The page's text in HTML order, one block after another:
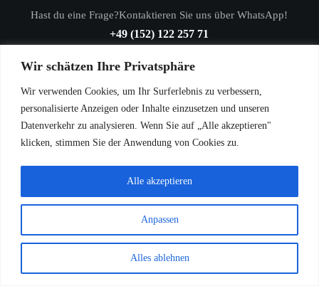
Wir schätzen Ihre Privatsphäre
Wir verwenden Cookies, um Ihr Surferlebnis zu verbessern,
personalisierte Anzeigen oder Inhalte einzusetzen und unseren
Datenverkehr zu analysieren. Wenn Sie auf „Alle akzeptieren"
klicken, stimmen Sie der Anwendung von Cookies zu.
Anpassen
Alles ablehnen
Alle akzeptieren
Hast du eine Frage?Kontaktieren Sie uns über WhatsApp!
+49 (152) 122 257 71
WhatsApp: +49 (152) 122 257 71
Mail:info@ronjarosegold.de
Entdecken
Bestellung verfolgen
Nützliche Links
Versandbedingungen